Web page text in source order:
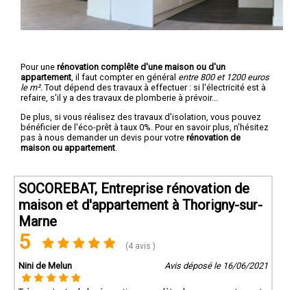
Pour une rénovation complête d'une maison ou d'un
appartement , il faut compter en général entre 800 et 1200 euros
le m². Tout dépend des travaux à effectuer : si l'électricité est à
refaire, s'il y a des travaux de plomberie à prévoir...
De plus, si vous réalisez des travaux d'isolation, vous pouvez
bénéficier de l'éco-prêt à taux 0%. Pour en savoir plus, n'hésitez
pas à nous demander un devis pour votre rénovation de
maison ou appartement
SOCOREBAT, Entreprise rénovation de
maison et d'appartement à Thorigny-sur-
Marne
5 (4 avis )
Nini de Melun Avis déposé le 16/06/2021